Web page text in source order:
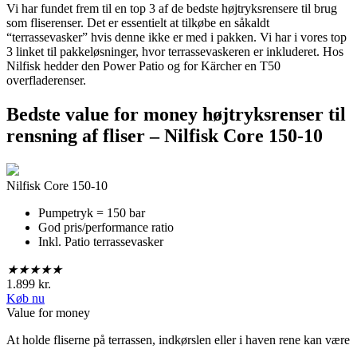
Vi har fundet frem til en top 3 af de bedste højtryksrensere til brug
som fliserenser. Det er essentielt at tilkøbe en såkaldt
“terrassevasker” hvis denne ikke er med i pakken. Vi har i vores top
3 linket til pakkeløsninger, hvor terrassevaskeren er inkluderet. Hos
Nilfisk hedder den Power Patio og for Kärcher en T50
overfladerenser.
Bedste value for money højtryksrenser til
rensning af fliser –Nilfisk Core 150-10
Nilfisk Core 150-10
Pumpetryk = 150 bar
God pris/performance ratio
Inkl. Patio terrassevasker
★★★★★
1.899 kr.
Køb nu
Value for money
At holde fliserne på terrassen, indkørslen eller i haven rene kan være